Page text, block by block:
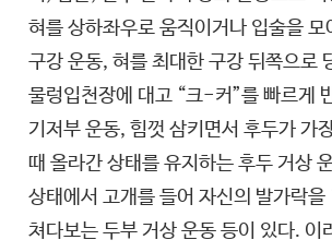
혀를 상하좌우로 움직이거나 입술을 모
구강 운동, 혀를 최대한 구강 뒤쪽으로
물렁입천장에 대고 “크-커”를 빠르게
기저부 운동, 힘껏 삼키면서 후두가 가
때 올라간 상태를 유지하는 후두 거상
상태에서 고개를 들어 자신의 발가락을
쳐다보는 두부 거상 운동 등이 있다. 이